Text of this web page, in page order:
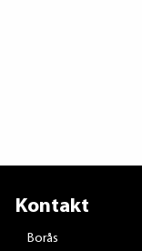
Kontakt
Borås